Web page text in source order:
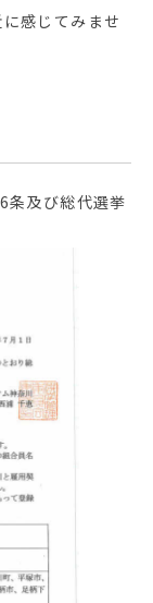
感じてみませ
条及び総代選挙